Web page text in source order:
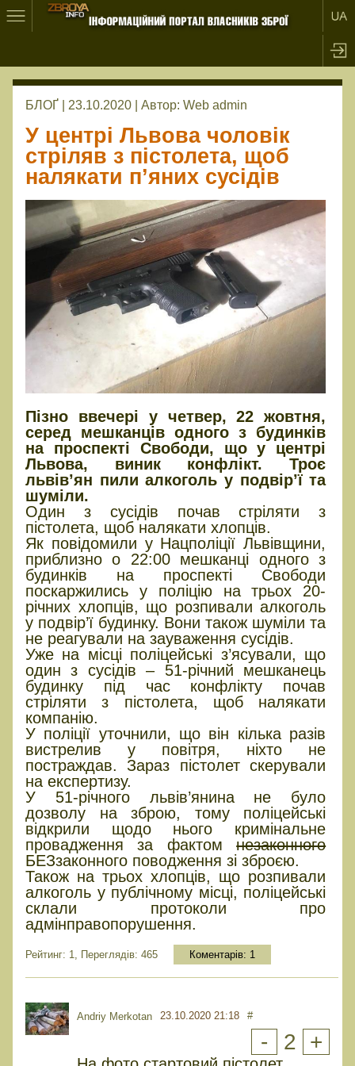
БЛОҐ | 23.10.2020 | Автор: Web admin
У центрі Львова чоловік
стріляв з пістолета, щоб
налякати п’яних сусідів
Пізно ввечері у четвер, 22 жовтня,
серед мешканців одного з будинків
на проспекті Свободи, що у центрі
Львова, виник конфлікт. Троє
львів’ян пили алкоголь у подвір’ї та
шуміли.
Один з сусідів почав стріляти з
пістолета, щоб налякати хлопців.
Як повідомили у Нацполіції Львівщини,
приблизно о 22:00 мешканці одного з
будинків на проспекті Свободи
поскаржились у поліцію на трьох 20-
річних хлопців, що розпивали алкоголь
у подвір’ї будинку. Вони також шуміли та
не реагували на зауваження сусідів.
Уже на місці поліцейські з’ясували, що
один з сусідів – 51-річний мешканець
будинку під час конфлікту почав
стріляти з пістолета, щоб налякати
компанію.
У поліції уточнили, що він кілька разів
вистрелив у повітря, ніхто не
постраждав. Зараз пістолет скерували
на експертизу.
У 51-річного львів’янина не було
дозволу на зброю, тому поліцейські
відкрили щодо нього кримінальне
провадження за фактомнезаконного
БЕЗзаконного поводження зі зброєю.
Також на трьох хлопців, що розпивали
алкоголь у публічному місці, поліцейські
склали протоколи про
адмінправопорушення.
Рейтинг: 1, Переглядів: 465 Коментарів: 1
Andriy Merkotan 23.10.2020 21:18 #
- 2 +